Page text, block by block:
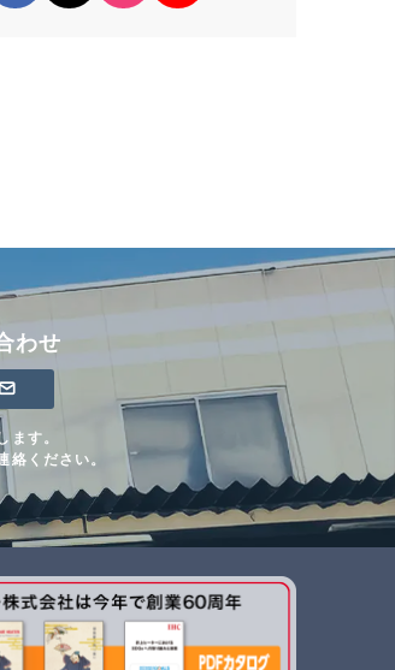
わせ
ます。
絡ください。